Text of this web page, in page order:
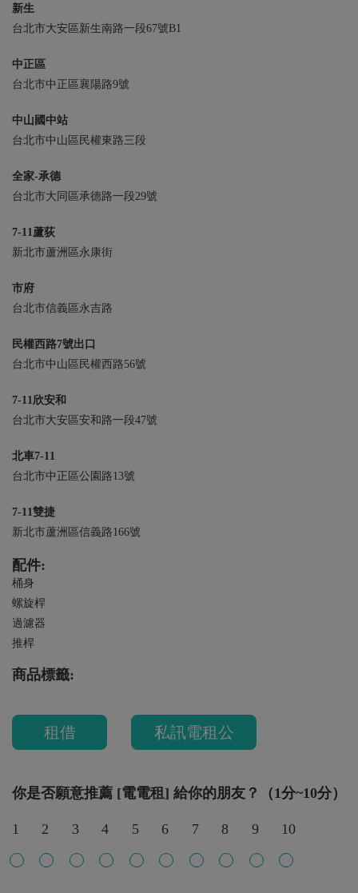
新生
台北市大安區新生南路一段67號B1
中正區
台北市中正區襄陽路9號
中山國中站
台北市中山區民權東路三段
全家-承德
台北市大同區承德路一段29號
7-11蘆荻
新北市蘆洲區永康街
市府
台北市信義區永吉路
民權西路7號出口
台北市中山區民權西路56號
7-11欣安和
台北市大安區安和路一段47號
北車7-11
台北市中正區公園路13號
7-11雙捷
新北市蘆洲區信義路166號
配件:
桶身
螺旋桿
過濾器
推桿
商品標籤:
租借 私訊電租公
你是否願意推薦 [電電租] 給你的朋友？（1分~10分）
1 2 3 4 5 6 7 8 9 10